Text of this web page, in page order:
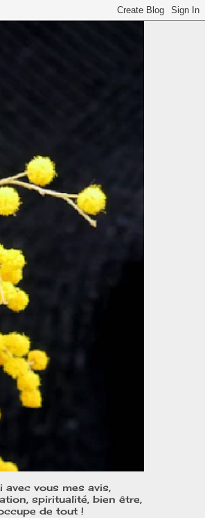
vous mes avis,
spiritualité, bien être,
de tout !